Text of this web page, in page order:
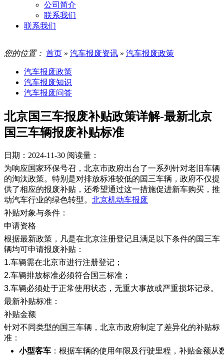
公司简介
联系我们
联系我们
您的位置： 首页 » 汽车报废资讯 » 汽车报废政策
汽车报废政策
汽车报废知识
汽车报废问答
北京国三车报废补贴政策详解-最新北京
国三车辆报废补贴标准
日期：2024-11-30 阅读量：
为响应国家环保号召，北京市政府出台了一系列针对老旧车辆
的淘汰政策。特别是对排放标准较低的国三车辆，政府不仅提
供了相应的报废补贴，还希望通过这一措施促进新车购买，推
动汽车行业的绿色转型。 北京机动车报废
补贴对象与条件：
申请资格
根据最新政策，凡是在北京注册登记且满足以下条件的国三车
辆均可申请报废补贴：
1.车辆需在北京市进行注册登记；
2.车辆排放标准必须符合国三标准；
3.车辆必须处于正常使用状态，无重大事故或严重损坏记录。
最新补贴标准：
补贴金额
针对不同类型的国三车辆，北京市政府制定了差异化的补贴标
准：
小型客车 ：根据车辆的使用年限及行驶里程，补贴金额从